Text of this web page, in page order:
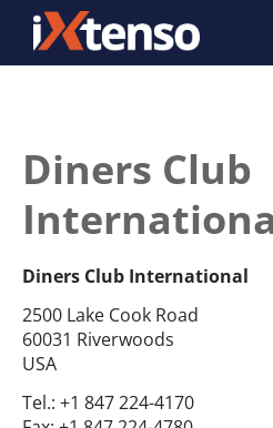
Diners Club
Diners Club International
2500 Lake Cook Road
60031 Riverwoods
USA
Tel.: +1 847 224-4170